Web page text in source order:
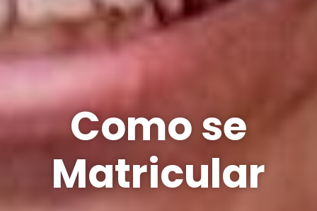
Como se
Matricular